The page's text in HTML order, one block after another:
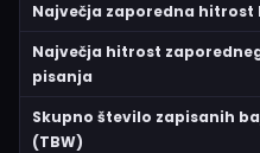
Največja zaporedna hitrost
Največja hitrost
pisanja
Skupno število zapisanih
(TBW)